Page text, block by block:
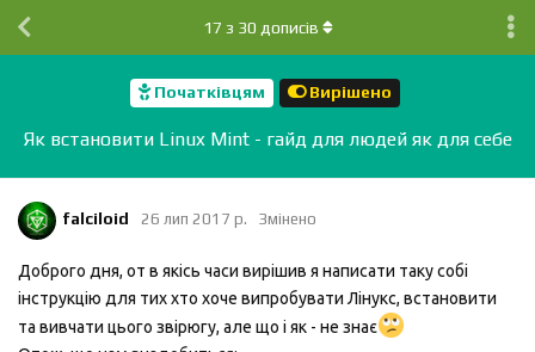
Початківцям Вирішено
Як встановити Linux Mint - гайд для людей як для себе
17 з 30 дописів
falciloid 26 лип 2017 р. Змінено
Доброго дня, от в якісь часи вирішив я написати таку собі
інструкцію для тих хто хоче випробувати Лінукс, встановити
та вивчати цього звірюгу, але що і як - не знає